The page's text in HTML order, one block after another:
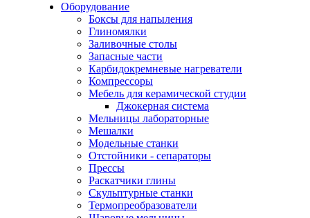
Оборудование
Боксы для напыления
Глиномялки
Заливочные столы
Запасные части
Карбидокремневые нагреватели
Компрессоры
Мебель для керамической студии
Джокерная система
Мельницы лабораторные
Мешалки
Модельные станки
Отстойники - сепараторы
Прессы
Раскатчики глины
Скульптурные станки
Термопреобразователи